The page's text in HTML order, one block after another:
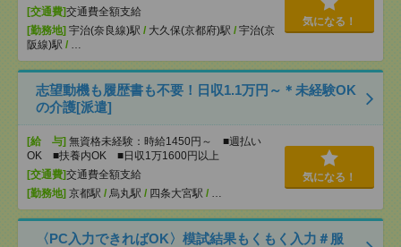
[交通費]交通費全額支給
[勤務地] 宇治(奈良線)駅 / 大久保(京都府)駅 / 宇治(京
阪線)駅 / …
気になる！
志望動機も履歴書も不要！日収1.1万円～＊未経験OK
の介護[派遣]
[給 与] 無資格未経験：時給1450円～ ■週払い
OK ■扶養内OK ■日収1万1600円以上
[交通費]交通費全額支給
[勤務地] 京都駅 / 烏丸駅 / 四条大宮駅 / …
気になる！
〈PC入力できればOK〉模試結果もくもく入力＃服